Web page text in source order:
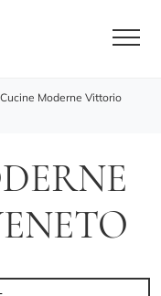
Cucine Moderne Vittorio